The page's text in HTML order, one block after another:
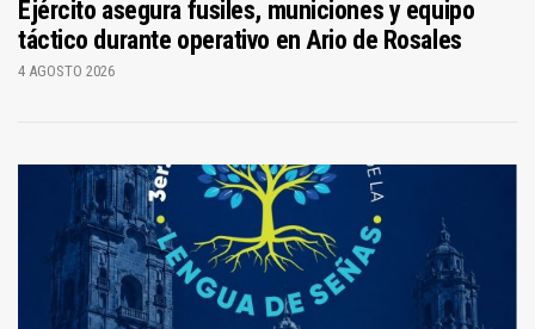
Ejército asegura fusiles, municiones y equipo
táctico durante operativo en Ario de Rosales
4 AGOSTO 2026